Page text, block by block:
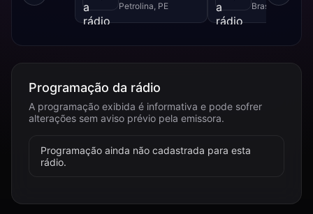
Petrolina, PE Brasília, DF
Programação da rádio
A programação exibida é informativa e pode sofrer
alterações sem aviso prévio pela emissora.
Programação ainda não cadastrada para esta
rádio.